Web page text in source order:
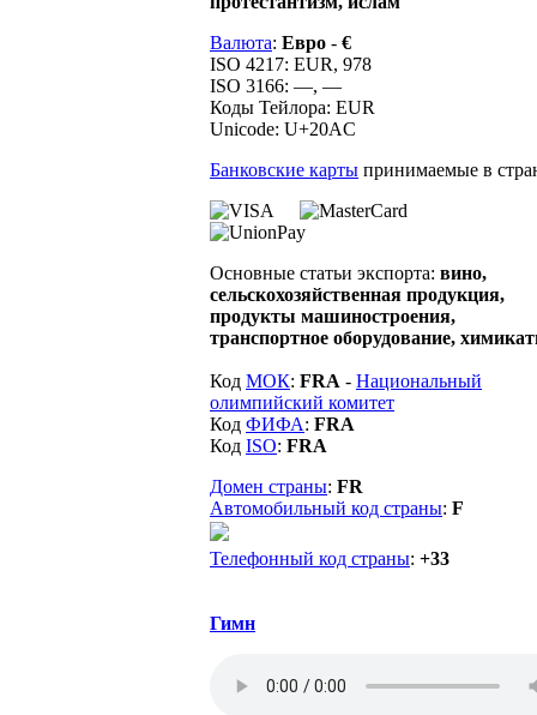
Валюта: Евро - €
ISO 4217: EUR, 978
ISO 3166: —, —
Коды Тейлора: EUR
Unicode: U+20AC
Банковские карты принимаемые в
Основные статьи экспорта: вино,
сельскохозяйственная продукция,
продукты машиностроения,
транспортное оборудование,
Код МОК: FRA - Национальный
олимпийский комитет
Код ФИФА: FRA
Код ISO: FRA
Домен страны: FR
Автомобильный код страны: F
Телефонный код страны: +33
Гимн